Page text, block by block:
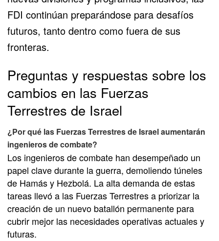
FDI continúan preparándose para desafíos
futuros, tanto dentro como fuera de sus
fronteras.
Preguntas y respuestas sobre los
cambios en las Fuerzas
Terrestres de Israel
¿Por qué las Fuerzas Terrestres de Israel aumentarán
ingenieros de combate?
Los ingenieros de combate han desempeñado un
papel clave durante la guerra, demoliendo túneles
de Hamás y Hezbolá. La alta demanda de estas
tareas llevó a las Fuerzas Terrestres a priorizar la
creación de un nuevo batallón permanente para
cubrir mejor las necesidades operativas actuales y
futuras.